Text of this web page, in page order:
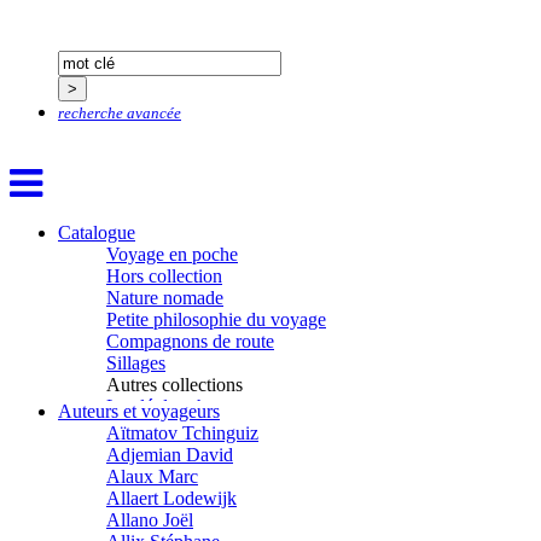
recherche avancée
Catalogue
Voyage en poche
Hors collection
Nature nomade
Petite philosophie du voyage
Compagnons de route
Sillages
Autres collections
La clé des champs
Chemins d’étoiles
Visions
Auteurs et voyageurs
Aïtmatov Tchinguiz
Adjemian David
Alaux Marc
Allaert Lodewijk
Allano Joël